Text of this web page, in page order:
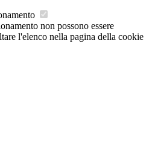
non possono essere
l'elenco nella pagina della cookie